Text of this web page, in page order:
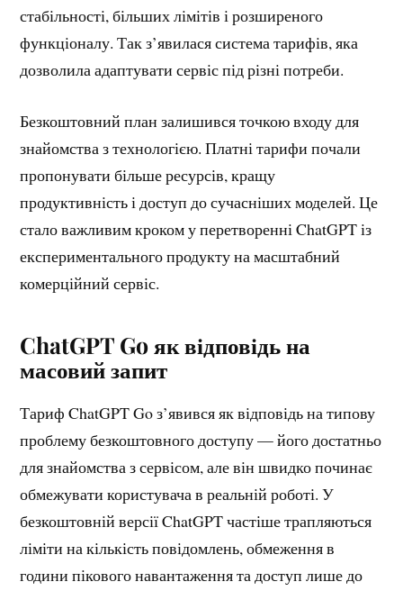
стабільності, більших лімітів і розширеного
функціоналу. Так з’явилася система тарифів, яка
дозволила адаптувати сервіс під різні потреби.
Безкоштовний план залишився точкою входу для
знайомства з технологією. Платні тарифи почали
пропонувати більше ресурсів, кращу
продуктивність і доступ до сучасніших моделей. Це
стало важливим кроком у перетворенні ChatGPT із
експериментального продукту на масштабний
комерційний сервіс.
ChatGPT Go як відповідь на
масовий запит
Тариф ChatGPT Go з’явився як відповідь на типову
проблему безкоштовного доступу — його достатньо
для знайомства з сервісом, але він швидко починає
обмежувати користувача в реальній роботі. У
безкоштовній версії ChatGPT частіше трапляються
ліміти на кількість повідомлень, обмеження в
години пікового навантаження та доступ лише до